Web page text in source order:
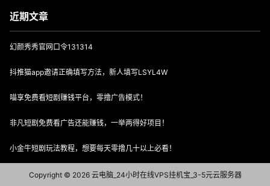
近期文章
幻颜秀秀官网口令131314
抖推猫app邀请正确填写方法，新人填写LSYL4W
喵享免费看短剧赚钱平台，零撸广告模式！
非凡短剧免费看广告还能赚钱，一举两得好项目！
小金牛短剧玩法教程，想要每天零撸几十以上必看！
Copyright © 2026云电脑_24小时在线VPS挂机宝_3-5元云服务器